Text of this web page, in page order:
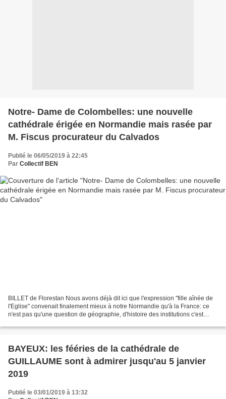
Notre- Dame de Colombelles: une nouvelle
cathédrale érigée en Normandie mais rasée par
M. Fiscus procurateur du Calvados
Publié le 06/05/2019 à 22:45
Par Collectif BEN
BILLET de Florestan Nous avons déjà dit ici que l'expression "fille aînée de
l'Eglise" convenait finalement mieux à notre Normandie qu'à la France: ce
n'est pas qu'une question de géographie, d'histoire des institutions c'est
BAYEUX: les fééries de la cathédrale de
GUILLAUME sont à admirer jusqu'au 5 janvier
2019
Publié le 03/01/2019 à 13:32